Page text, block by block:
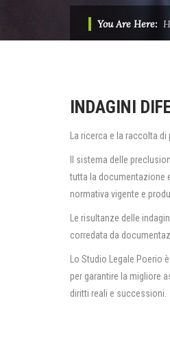
You Are Here:
INDAGINI
La ricerca e la raccolta
Il sistema delle
tutta la documentazione
normativa vigente e
Le risultanze delle
corredata da
Lo Studio Legale
per garantire la migliore
diritti reali e successioni.